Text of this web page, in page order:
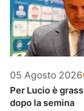
05 Agosto 2026
Per Lucio è
dopo la semina